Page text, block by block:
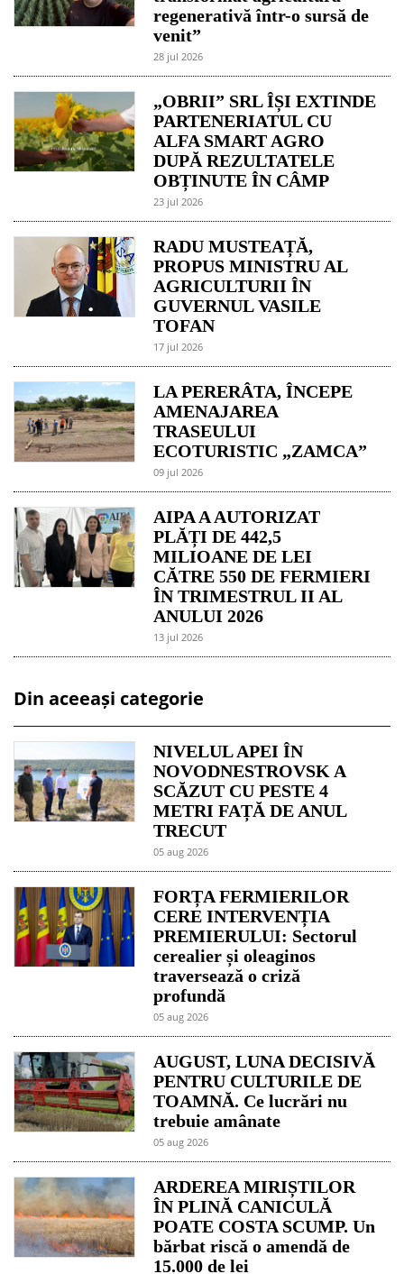
regenerativă într-o sursă de
venit”
28 jul 2026
„OBRII” SRL ÎȘI EXTINDE
PARTENERIATUL CU
ALFA SMART AGRO
DUPĂ REZULTATELE
OBȚINUTE ÎN CÂMP
23 jul 2026
RADU MUSTEAȚĂ,
PROPUS MINISTRU AL
AGRICULTURII ÎN
GUVERNUL VASILE
TOFAN
17 jul 2026
LA PERERÂTA, ÎNCEPE
AMENAJAREA
TRASEULUI
ECOTURISTIC „ZAMCA”
09 jul 2026
AIPA A AUTORIZAT
PLĂȚI DE 442,5
MILIOANE DE LEI
CĂTRE 550 DE FERMIERI
ÎN TRIMESTRUL II AL
ANULUI 2026
13 jul 2026
Din aceeași categorie
NIVELUL APEI ÎN
NOVODNESTROVSK A
SCĂZUT CU PESTE 4
METRI FAȚĂ DE ANUL
TRECUT
05 aug 2026
FORȚA FERMIERILOR
CERE INTERVENȚIA
PREMIERULUI: Sectorul
cerealier și oleaginos
traversează o criză
profundă
05 aug 2026
AUGUST, LUNA DECISIVĂ
PENTRU CULTURILE DE
TOAMNĂ. Ce lucrări nu
trebuie amânate
05 aug 2026
ARDEREA MIRIȘTILOR
ÎN PLINĂ CANICULĂ
POATE COSTA SCUMP. Un
bărbat riscă o amendă de
15.000 de lei